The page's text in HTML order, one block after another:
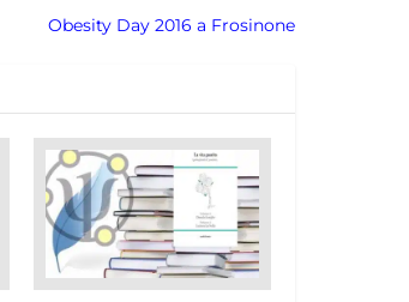
Obesity Day 2016 a Frosinone